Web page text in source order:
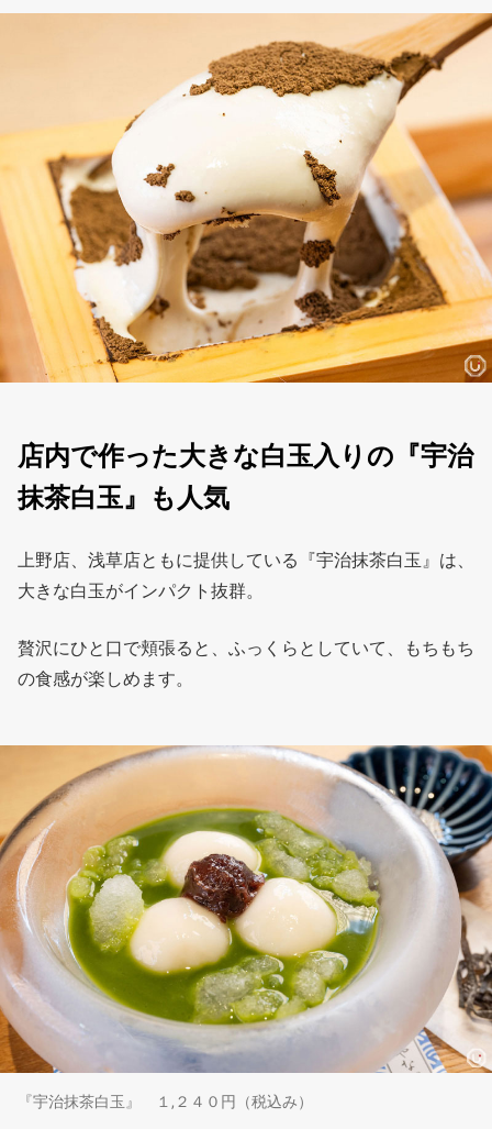
店内で作った大きな白玉入りの『宇治
抹茶白玉』も人気
上野店、浅草店ともに提供している『宇治抹茶白玉』は、
大きな白玉がインパクト抜群。
贅沢にひと口で頬張ると、ふっくらとしていて、もちもち
の食感が楽しめます。
『宇治抹茶白玉』 １,２４０円（税込み）